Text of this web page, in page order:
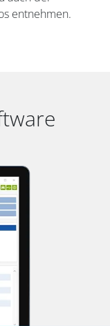
entnehmen.